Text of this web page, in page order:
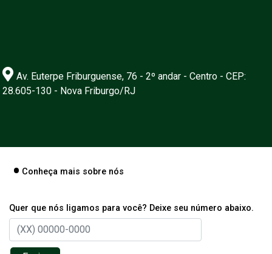
Av. Euterpe Friburguense, 76 - 2º andar - Centro - CEP:
28.605-130 - Nova Friburgo/RJ
Conheça mais sobre nós
Quer que nós ligamos para você? Deixe seu número abaixo.